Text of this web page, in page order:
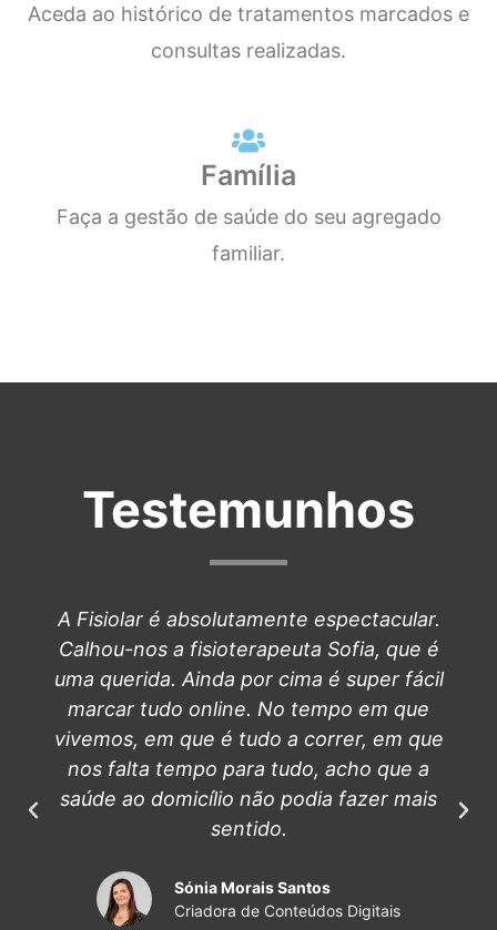
Aceda ao histórico de tratamentos marcados e
consultas realizadas.
Família
Faça a gestão de saúde do seu agregado
familiar.
Testemunhos
A Fisiolar é absolutamente espectacular.
Calhou-nos a fisioterapeuta Sofia, que é
uma querida. Ainda por cima é super fácil
marcar tudo online. No tempo em que
vivemos, em que é tudo a correr, em que
nos falta tempo para tudo, acho que a
saúde ao domicílio não podia fazer mais
sentido.
Sónia Morais Santos
Criadora de Conteúdos Digitais